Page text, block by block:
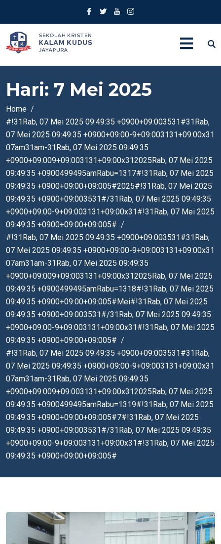
Hari: 7 Mei 2025
Home
#!31Rab, 07 Mei 2025 09:49:35 +0900+09:003531#31Rab,
07 Mei 2025 09:49:35 +0900+09:00-9+09:003131+09:00x31
07am31am-31Rab, 07 Mei 2025 09:49:35
+0900+09:009+09:003131+09:00x312025Rab, 07 Mei 2025
09:49:35 +0900499495amRabu=1317#!31Rab, 07 Mei 2025
09:49:35 +0900+09:00+09:005#2025#!31Rab, 07 Mei 2025
09:49:35 +0900+09:003531#/31Rab, 07 Mei 2025 09:49:35
+0900+09:00-9+09:003131+09:00x31#!31Rab, 07 Mei 2025
09:49:35 +0900+09:00+09:005#
#!31Rab, 07 Mei 2025 09:49:35 +0900+09:003531#31Rab,
07 Mei 2025 09:49:35 +0900+09:00-9+09:003131+09:00x31
07am31am-31Rab, 07 Mei 2025 09:49:35
+0900+09:009+09:003131+09:00x312025Rab, 07 Mei 2025
09:49:35 +0900499495amRabu=1318#!31Rab, 07 Mei 2025
09:49:35 +0900+09:00+09:005#Mei#!31Rab, 07 Mei 2025
09:49:35 +0900+09:003531#/31Rab, 07 Mei 2025 09:49:35
+0900+09:00-9+09:003131+09:00x31#!31Rab, 07 Mei 2025
09:49:35 +0900+09:00+09:005#
#!31Rab, 07 Mei 2025 09:49:35 +0900+09:003531#31Rab,
07 Mei 2025 09:49:35 +0900+09:00-9+09:003131+09:00x31
07am31am-31Rab, 07 Mei 2025 09:49:35
+0900+09:009+09:003131+09:00x312025Rab, 07 Mei 2025
09:49:35 +0900499495amRabu=1319#!31Rab, 07 Mei 2025
09:49:35 +0900+09:00+09:005#7#!31Rab, 07 Mei 2025
09:49:35 +0900+09:003531#/31Rab, 07 Mei 2025 09:49:35
+0900+09:00-9+09:003131+09:00x31#!31Rab, 07 Mei 2025
09:49:35 +0900+09:00+09:005#